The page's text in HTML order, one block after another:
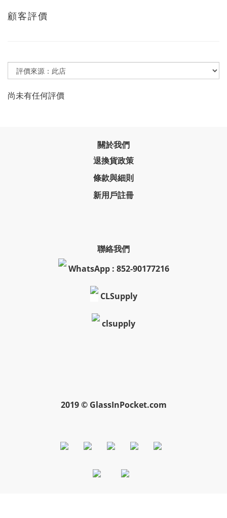
顧客評價
尚未有任何評價
關於我們
退換貨政策
條款與細則
新用戶註冊
聯絡我們
WhatsApp : 852-90177216
CLSupply
clsupply
2019 © GlassInPocket.com